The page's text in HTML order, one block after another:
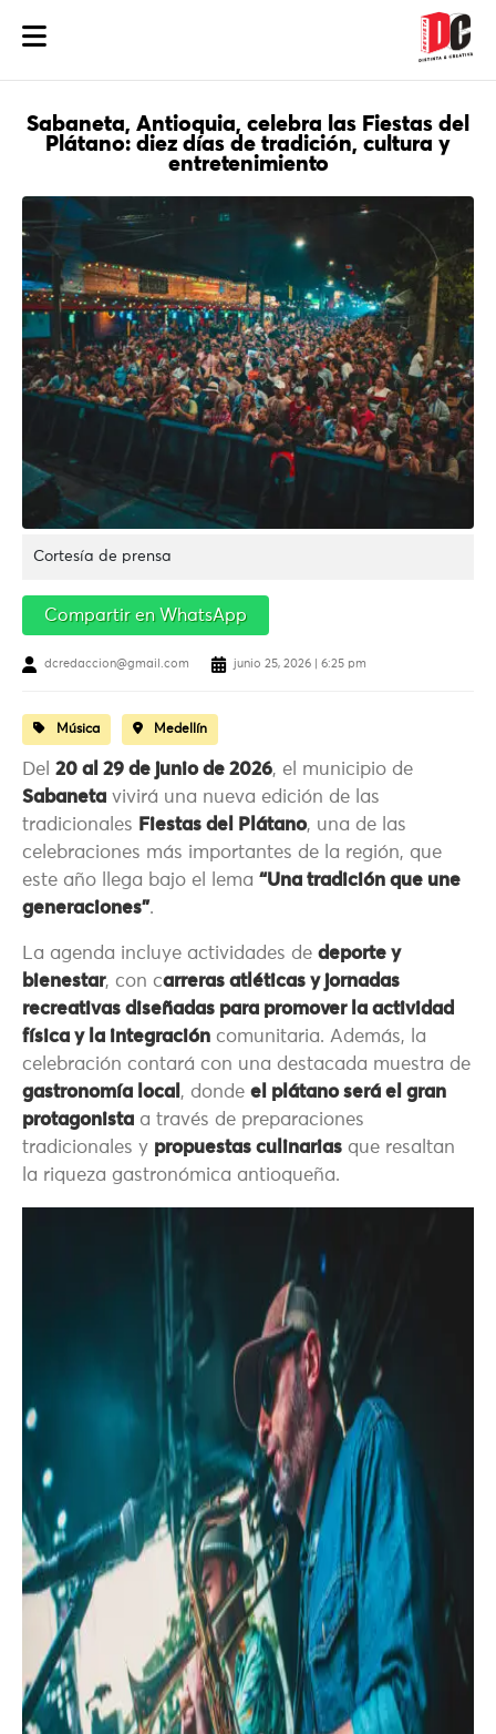
Sabaneta, Antioquia, celebra las Fiestas del
Plátano: diez días de tradición, cultura y
entretenimiento
Cortesía de prensa
Compartir en WhatsApp
dcredaccion@gmail.com junio 25, 2026 | 6:25 pm
Música Medellín
Del 20 al 29 de junio de 2026, el municipio de
Sabaneta vivirá una nueva edición de las
tradicionales Fiestas del Plátano, una de las
celebraciones más importantes de la región, que
este año llega bajo el lema “Una tradición que une
generaciones”.
La agenda incluye actividades de deporte y
bienestar, con carreras atléticas y jornadas
recreativas diseñadas para promover la actividad
física y la integración comunitaria. Además, la
celebración contará con una destacada muestra de
gastronomía local , donde el plátano será el gran
protagonista a través de preparaciones
tradicionales y propuestas culinarias que resaltan
la riqueza gastronómica antioqueña.